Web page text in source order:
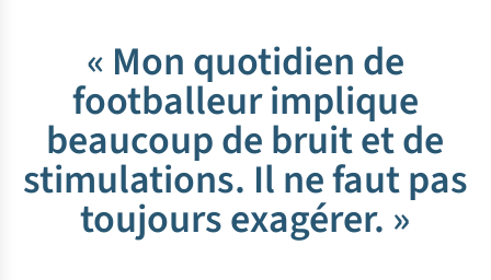
« Mon quotidien de
footballeur implique
beaucoup de bruit et de
stimulations. Il ne faut pas
toujours exagérer. »